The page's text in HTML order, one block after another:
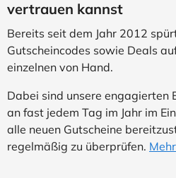
vertrauen kannst
Bereits seit dem Jahr 2012
Gutscheincodes sowie Deals
einzelnen von Hand.
Dabei sind unsere engagierten
an fast jedem Tag im Jahr im
alle neuen Gutscheine
regelmäßig zu überprüfen.